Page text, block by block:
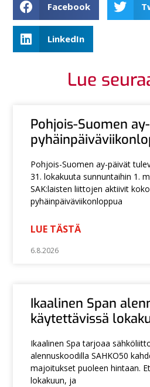
Facebook
LinkedIn
Lue
Pohjois-Suomen
Pohjois-Suomen ay-päivät
31. lokakuuta sunnuntaihin 1.
SAK:laisten liittojen aktiivit
pyhäinpäiväviikonloppua
LUE TÄSTÄ
6.8.2026
Ikaalinen Span
käytettävissä
Ikaalinen Spa tarjoaa
alennuskoodilla SAHKO50
majoitukset puoleen hintaan.
lokakuun, ja